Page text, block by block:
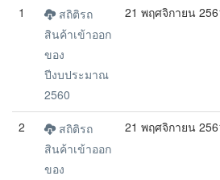
1
สถิติรถ
สินค้าเข้าออก
ของ
ปีงบประมาณ
2560
21 พฤศจิกายน
2
สถิติรถ
สินค้าเข้าออก
ของ
21 พฤศจิกายน